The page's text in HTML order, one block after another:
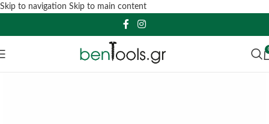
Skip to navigation Skip to main content